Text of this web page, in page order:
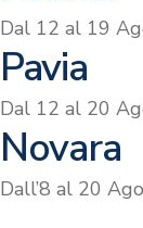
Dal 12 al 19
Pavia
Dal 12 al 20
Novara
Dall’8 al 20